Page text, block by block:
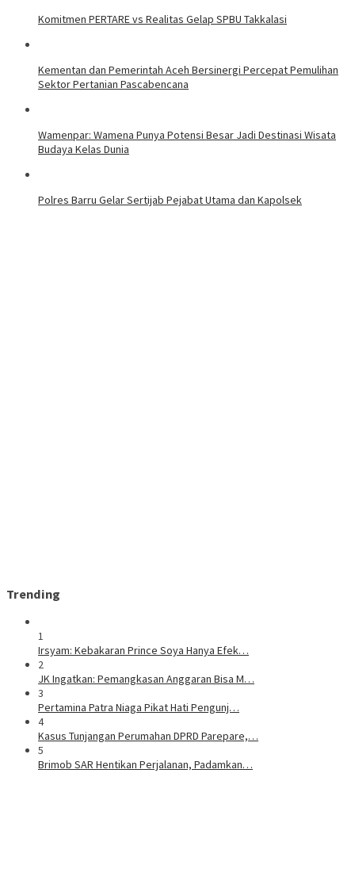
Komitmen PERTARE vs Realitas Gelap SPBU Takkalasi
Kementan dan Pemerintah Aceh Bersinergi Percepat Pemulihan
Sektor Pertanian Pascabencana
Wamenpar: Wamena Punya Potensi Besar Jadi Destinasi Wisata
Budaya Kelas Dunia
Polres Barru Gelar Sertijab Pejabat Utama dan Kapolsek
Trending
1
Irsyam: Kebakaran Prince Soya Hanya Efek…
2
JK Ingatkan: Pemangkasan Anggaran Bisa M…
3
Pertamina Patra Niaga Pikat Hati Pengunj…
4
Kasus Tunjangan Perumahan DPRD Parepare,…
5
Brimob SAR Hentikan Perjalanan, Padamkan…